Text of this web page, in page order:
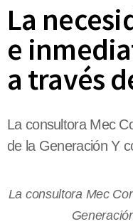
La
e
a través
La consultora Mec
de la Generación Y
La consultora Mec